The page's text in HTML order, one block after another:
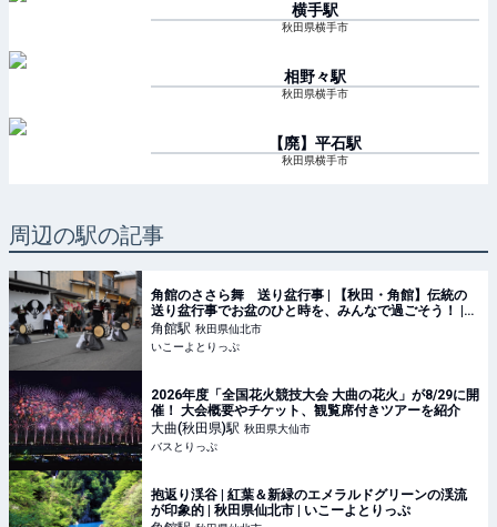
横手駅
秋田県横手市
相野々駅
秋田県横手市
【廃】平石駅
秋田県横手市
周辺の駅の記事
角館のささら舞 送り盆行事 | 【秋田・角館】伝統の
送り盆行事でお盆のひと時を、みんなで過ごそう！ |
秋田県仙北市 | いこーよとりっぷ
角館駅 秋田県仙北市
いこーよとりっぷ
2026年度「全国花火競技大会 大曲の花火」が8/29に開
催！ 大会概要やチケット、観覧席付きツアーを紹介
大曲(秋田県)駅 秋田県大仙市
バスとりっぷ
抱返り渓谷 | 紅葉＆新緑のエメラルドグリーンの渓流
が印象的 | 秋田県仙北市 | いこーよとりっぷ